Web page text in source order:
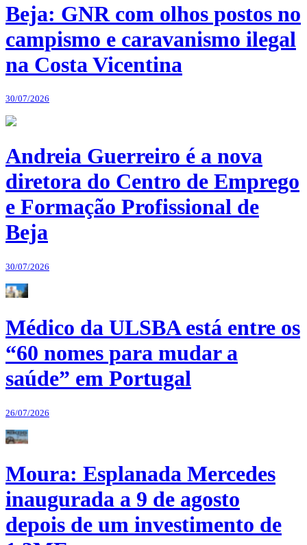
Beja: GNR com olhos postos no
campismo e caravanismo ilegal
na Costa Vicentina
30/07/2026
Andreia Guerreiro é a nova
diretora do Centro de Emprego
e Formação Profissional de
Beja
30/07/2026
Médico da ULSBA está entre os
“60 nomes para mudar a
saúde” em Portugal
26/07/2026
Moura: Esplanada Mercedes
inaugurada a 9 de agosto
depois de um investimento de